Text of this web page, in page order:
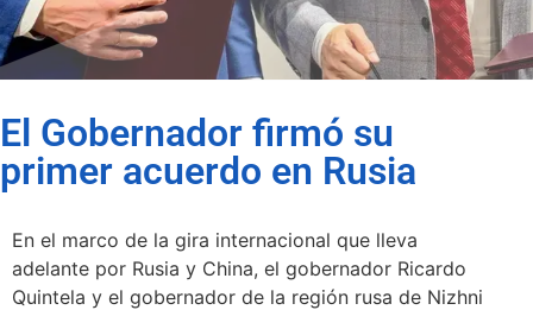
El Gobernador firmó su
primer acuerdo en Rusia
En el marco de la gira internacional que lleva
adelante por Rusia y China, el gobernador Ricardo
Quintela y el gobernador de la región rusa de Nizhni